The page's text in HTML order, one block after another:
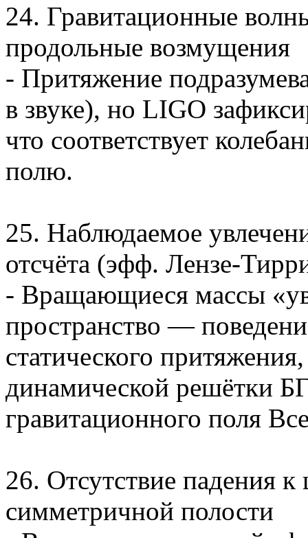
24. Гравитационные
продольные возмущения
- Притяжение
в звуке), но LIGO
что соответствует
полю.
25. Наблюдаемое
отсчёта (эфф. Лензе-
- Вращающиеся массы
пространство —
статического
динамической решётки
гравитационного поля
26. Отсутствие падения
симметричной полости